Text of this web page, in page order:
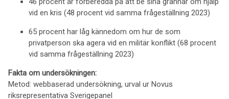
vid en kris (48 procent vid samma frågeställning 2023)
65 procent har låg kännedom om hur de som
privatperson ska agera vid en militär konflikt (68 procent
vid samma frågeställning 2023)
Fakta om undersökningen:
Metod: webbaserad undersökning, urval ur Novus
riksrepresentativa Sverigepanel